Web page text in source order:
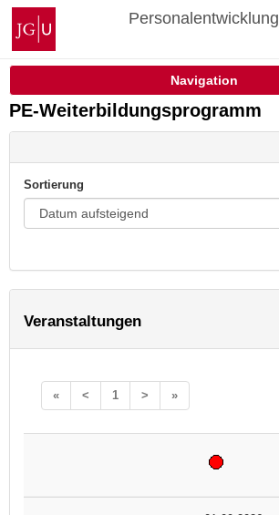
Zum
Inhalt
springen
Johannes
Gutenberg-
Universität
Personalentwicklung
Navigation
PE-Weiterbildungsprogramm
Sortierung
Veranstaltungen
« < 1 > »